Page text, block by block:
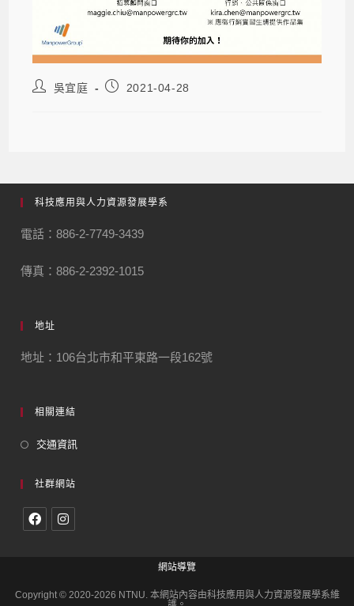
吳宜庭 2021-04-28
科技應用與人力資源發展學系
電話：886-2-7749-3439
傳真：886-2-2392-1015
地址
地址：106台北市和平東路一段162號
相關連結
交通資訊
社群網站
網站導覽
Copyright © 2020-2026 NTNU. 本網站內容由科技應用與人力資源發展學系維